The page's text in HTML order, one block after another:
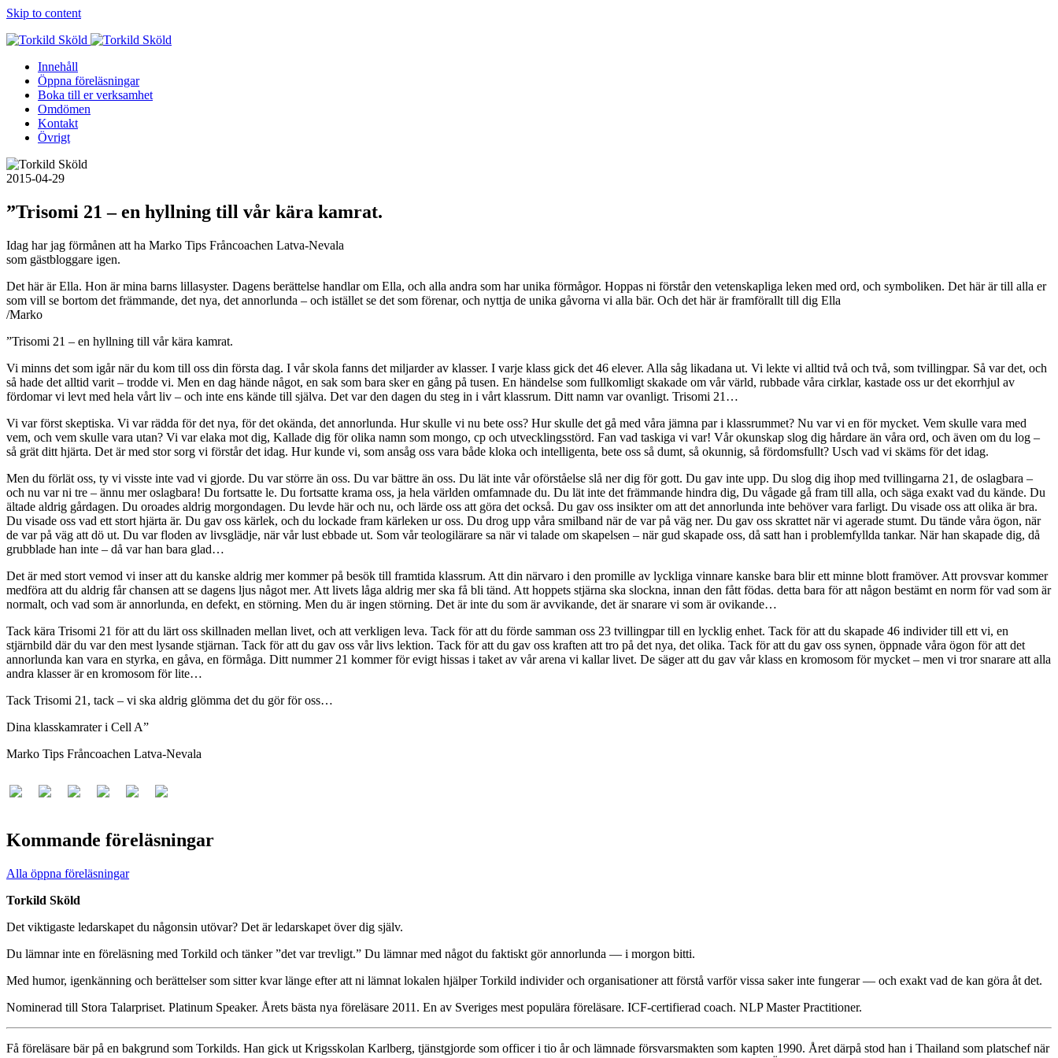
Skip to content
Innehåll
Öppna föreläsningar
Boka till er verksamhet
Omdömen
Kontakt
Övrigt
2015-04-29
”Trisomi 21 – en hyllning till vår kära kamrat.
Idag har jag förmånen att ha Marko Tips Fråncoachen Latva-Nevala​
som gästbloggare igen.
Det här är Ella. Hon är mina barns lillasyster. Dagens berättelse handlar om Ella, och alla andra som har unika förmågor. Hoppas ni förstår den vetenskapliga leken med ord, och symboliken. Det här är till alla er
som vill se bortom det främmande, det nya, det annorlunda – och istället se det som förenar, och nyttja de unika gåvorna vi alla bär. Och det här är framförallt till dig Ella
/Marko
”Trisomi 21 – en hyllning till vår kära kamrat.
Vi minns det som igår när du kom till oss din första dag. I vår skola fanns det miljarder av klasser. I varje klass gick det 46 elever. Alla såg likadana ut. Vi lekte vi alltid två och två, som tvillingpar. Så var det, och
så hade det alltid varit – trodde vi. Men en dag hände något, en sak som bara sker en gång på tusen. En händelse som fullkomligt skakade om vår värld, rubbade våra cirklar, kastade oss ur det ekorrhjul av
fördomar vi levt med hela vårt liv – och inte ens kände till själva. Det var den dagen du steg in i vårt klassrum. Ditt namn var ovanligt. Trisomi 21…
Vi var först skeptiska. Vi var rädda för det nya, för det okända, det annorlunda. Hur skulle vi nu bete oss? Hur skulle det gå med våra jämna par i klassrummet? Nu var vi en för mycket. Vem skulle vara med
vem, och vem skulle vara utan? Vi var elaka mot dig, Kallade dig för olika namn som mongo, cp och utvecklingsstörd. Fan vad taskiga vi var! Vår okunskap slog dig hårdare än våra ord, och även om du log –
så grät ditt hjärta. Det är med stor sorg vi förstår det idag. Hur kunde vi, som ansåg oss vara både kloka och intelligenta, bete oss så dumt, så okunnig, så fördomsfullt? Usch vad vi skäms för det idag.
Men du förlät oss, ty vi visste inte vad vi gjorde. Du var större än oss. Du var bättre än oss. Du lät inte vår oförståelse slå ner dig för gott. Du gav inte upp. Du slog dig ihop med tvillingarna 21, de oslagbara –
och nu var ni tre – ännu mer oslagbara! Du fortsatte le. Du fortsatte krama oss, ja hela världen omfamnade du. Du lät inte det främmande hindra dig, Du vågade gå fram till alla, och säga exakt vad du kände. Du
ältade aldrig gårdagen. Du oroades aldrig morgondagen. Du levde här och nu, och lärde oss att göra det också. Du gav oss insikter om att det annorlunda inte behöver vara farligt. Du visade oss att olika är bra.
Du visade oss vad ett stort hjärta är. Du gav oss kärlek, och du lockade fram kärleken ur oss. Du drog upp våra smilband när de var på väg ner. Du gav oss skrattet när vi agerade stumt. Du tände våra ögon, när
de var på väg att dö ut. Du var floden av livsglädje, när vår lust ebbade ut. Som vår teologilärare sa när vi talade om skapelsen – när gud skapade oss, då satt han i problemfyllda tankar. När han skapade dig, då
grubblade han inte – då var han bara glad…
Det är med stort vemod vi inser att du kanske aldrig mer kommer på besök till framtida klassrum. Att din närvaro i den promille av lyckliga vinnare kanske bara blir ett minne blott framöver. Att provsvar kommer
medföra att du aldrig får chansen att se dagens ljus något mer. Att livets låga aldrig mer ska få bli tänd. Att hoppets stjärna ska slockna, innan den fått födas. detta bara för att någon bestämt en norm för vad som är
normalt, och vad som är annorlunda, en defekt, en störning. Men du är ingen störning. Det är inte du som är avvikande, det är snarare vi som är ovikande…
Tack kära Trisomi 21 för att du lärt oss skillnaden mellan livet, och att verkligen leva. Tack för att du förde samman oss 23 tvillingpar till en lycklig enhet. Tack för att du skapade 46 individer till ett vi, en
stjärnbild där du var den mest lysande stjärnan. Tack för att du gav oss vår livs lektion. Tack för att du gav oss kraften att tro på det nya, det olika. Tack för att du gav oss synen, öppnade våra ögon för att det
annorlunda kan vara en styrka, en gåva, en förmåga. Ditt nummer 21 kommer för evigt hissas i taket av vår arena vi kallar livet. De säger att du gav vår klass en kromosom för mycket – men vi tror snarare att alla
andra klasser är en kromosom för lite…
Tack Trisomi 21, tack – vi ska aldrig glömma det du gör för oss…
Dina klasskamrater i Cell A”
Marko Tips Fråncoachen Latva-Nevala
Kommande föreläsningar
Alla öppna föreläsningar
Torkild Sköld
Det viktigaste ledarskapet du någonsin utövar? Det är ledarskapet över dig själv.
Du lämnar inte en föreläsning med Torkild och tänker ”det var trevligt.” Du lämnar med något du faktiskt gör annorlunda — i morgon bitti.
Med humor, igenkänning och berättelser som sitter kvar länge efter att ni lämnat lokalen hjälper Torkild individer och organisationer att förstå varför vissa saker inte fungerar — och exakt vad de kan göra åt det.
Nominerad till Stora Talarpriset. Platinum Speaker. Årets bästa nya föreläsare 2011. En av Sveriges mest populära föreläsare. ICF-certifierad coach. NLP Master Practitioner.
Få föreläsare bär på en bakgrund som Torkilds. Han gick ut Krigsskolan Karlberg, tjänstgjorde som officer i tio år och lämnade försvarsmakten som kapten 1990. Året därpå stod han i Thailand som platschef när